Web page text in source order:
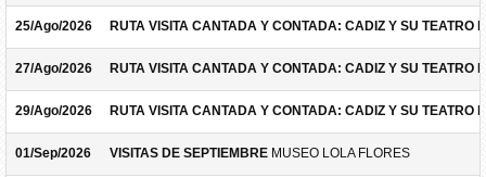
25/Ago/2026 RUTA VISITA CANTADA Y CONTADA: CADIZ Y SU TEATRO
27/Ago/2026 RUTA VISITA CANTADA Y CONTADA: CADIZ Y SU TEATRO
29/Ago/2026 RUTA VISITA CANTADA Y CONTADA: CADIZ Y SU TEATRO
01/Sep/2026 VISITAS DE SEPTIEMBRE MUSEO LOLA FLORES